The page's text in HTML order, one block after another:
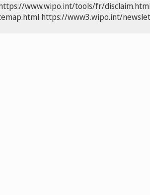
www.wipo.int/tools/fr/disclaim.html
https://www3.wipo.int/